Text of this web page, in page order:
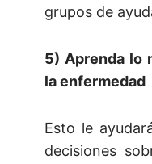
grupos de
5) Aprenda lo
la enfermedad
Esto le
decisiones